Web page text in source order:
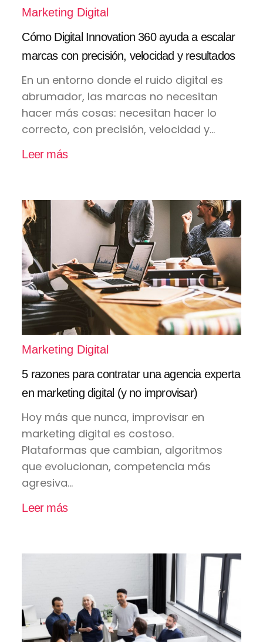
Marketing Digital
Cómo Digital Innovation 360 ayuda a escalar
marcas con precisión, velocidad y resultados
En un entorno donde el ruido digital es
abrumador, las marcas no necesitan
hacer más cosas: necesitan hacer lo
correcto, con precisión, velocidad y...
Leer más
Marketing Digital
5 razones para contratar una agencia experta
en marketing digital (y no improvisar)
Hoy más que nunca, improvisar en
marketing digital es costoso.
Plataformas que cambian, algoritmos
que evolucionan, competencia más
agresiva...
Leer más